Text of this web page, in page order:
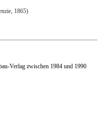
1865)
Verlag zwischen 1984 und 1990